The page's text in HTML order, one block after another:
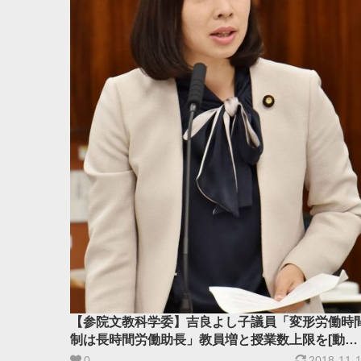
【参院文教科学委】吉良よし子議員「変形労働時
制は長時間労働助長」教員増と授業数上限を[動画
あり]